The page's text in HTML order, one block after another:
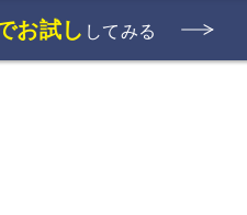
お試し してみる